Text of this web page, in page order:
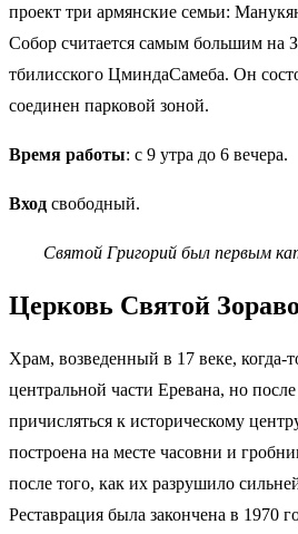
проект три армянские семьи:
Собор считается самым большим на
тбилисского ЦминдаСамеба. Он
соединен парковой зоной.
Время работы: с 9 утра до 6 вечера.
Вход свободный.
Святой Григорий был первым
Церковь Святой
Храм, возведенный в 17 веке, когда-
центральной части Еревана, но
причисляться к историческому
построена на месте часовни и
после того, как их разрушило
Реставрация была закончена в 1970